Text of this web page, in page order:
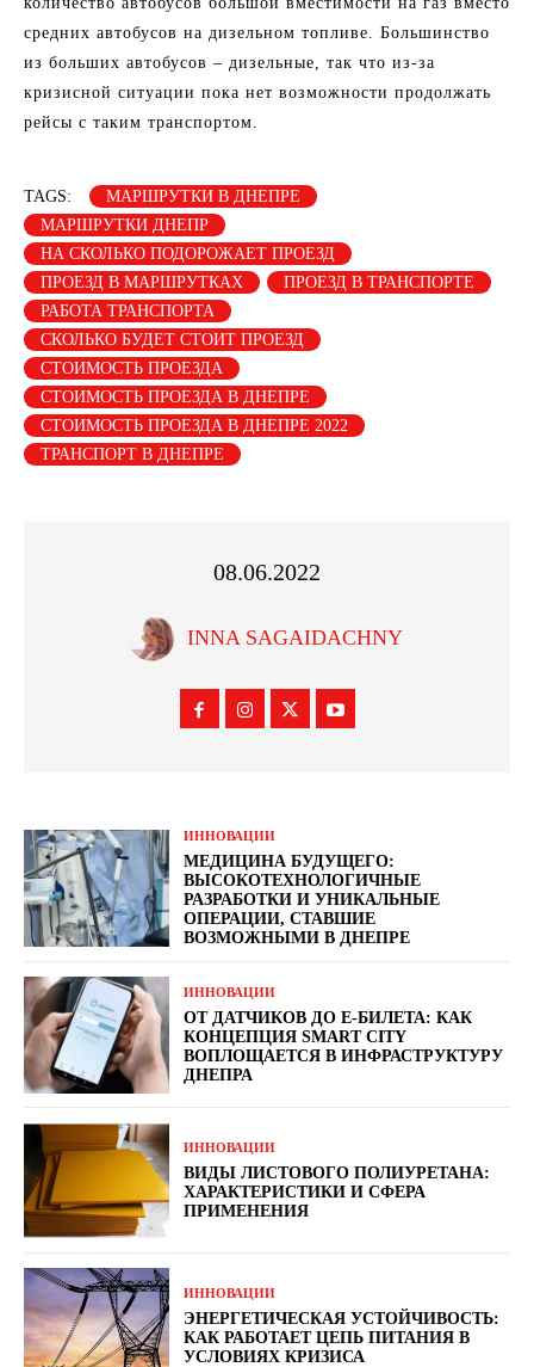
средних автобусов на дизельном топливе. Большинство
из больших автобусов – дизельные, так что из-за
кризисной ситуации пока нет возможности продолжать
рейсы с таким транспортом.
TAGS:
МАРШРУТКИ В ДНЕПРЕ
МАРШРУТКИ ДНЕПР
НА СКОЛЬКО ПОДОРОЖАЕТ ПРОЕЗД
ПРОЕЗД В МАРШРУТКАХ
ПРОЕЗД В ТРАНСПОРТЕ
РАБОТА ТРАНСПОРТА
СКОЛЬКО БУДЕТ СТОИТ ПРОЕЗД
СТОИМОСТЬ ПРОЕЗДА
СТОИМОСТЬ ПРОЕЗДА В ДНЕПРЕ
СТОИМОСТЬ ПРОЕЗДА В ДНЕПРЕ 2022
ТРАНСПОРТ В ДНЕПРЕ
08.06.2022
INNA SAGAIDACHNY
ИННОВАЦИИ
МЕДИЦИНА БУДУЩЕГО:
ВЫСОКОТЕХНОЛОГИЧНЫЕ
РАЗРАБОТКИ И УНИКАЛЬНЫЕ
ОПЕРАЦИИ, СТАВШИЕ
ВОЗМОЖНЫМИ В ДНЕПРЕ
ИННОВАЦИИ
ОТ ДАТЧИКОВ ДО Е-БИЛЕТА: КАК
КОНЦЕПЦИЯ SMART CITY
ВОПЛОЩАЕТСЯ В ИНФРАСТРУКТУРУ
ДНЕПРА
ИННОВАЦИИ
ВИДЫ ЛИСТОВОГО ПОЛИУРЕТАНА:
ХАРАКТЕРИСТИКИ И СФЕРА
ПРИМЕНЕНИЯ
ИННОВАЦИИ
ЭНЕРГЕТИЧЕСКАЯ УСТОЙЧИВОСТЬ:
КАК РАБОТАЕТ ЦЕПЬ ПИТАНИЯ В
УСЛОВИЯХ КРИЗИСА